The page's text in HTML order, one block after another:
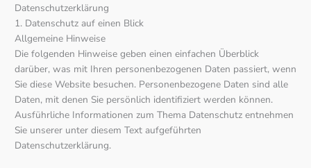
Datenschutz­erklärung
1. Datenschutz auf einen Blick
Allgemeine Hinweise
Die folgenden Hinweise geben einen einfachen Überblick
darüber, was mit Ihren personenbezogenen Daten passiert, wenn
Sie diese Website besuchen. Personenbezogene Daten sind alle
Daten, mit denen Sie persönlich identifiziert werden können.
Ausführliche Informationen zum Thema Datenschutz entnehmen
Sie unserer unter diesem Text aufgeführten
Datenschutzerklärung.